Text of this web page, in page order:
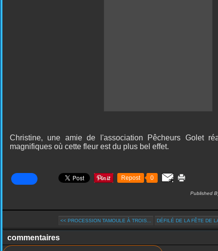
Christine, une amie de l'association Pêcheurs Golet
magnifiques où cette fleur est du plus bel effet.
Repost 0
Published
<< PROCESSION TAMOULE À TROIS... DÉFILÉ DE LA FÊTE DE
commentaires